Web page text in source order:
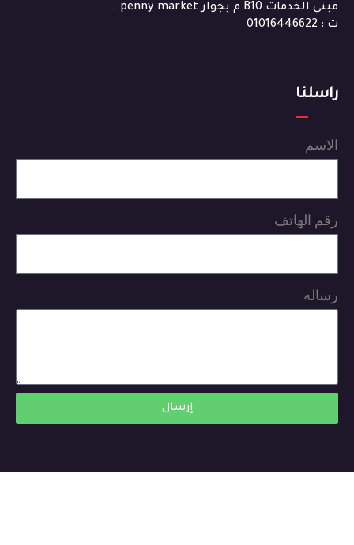
مبني الخدمات B10 م بجوار penny market .
ت : 01016446622
راسلنا
الاسم
رقم الهاتف
رساله
إرسال